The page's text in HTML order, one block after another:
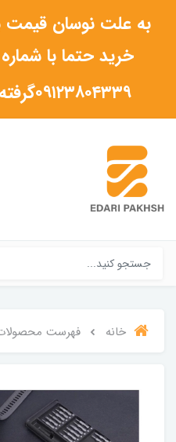
به علت نوسان قیمت
۰۹۱۲۳۸۰۴۳۳۹گرفته شود
خانه فهرست